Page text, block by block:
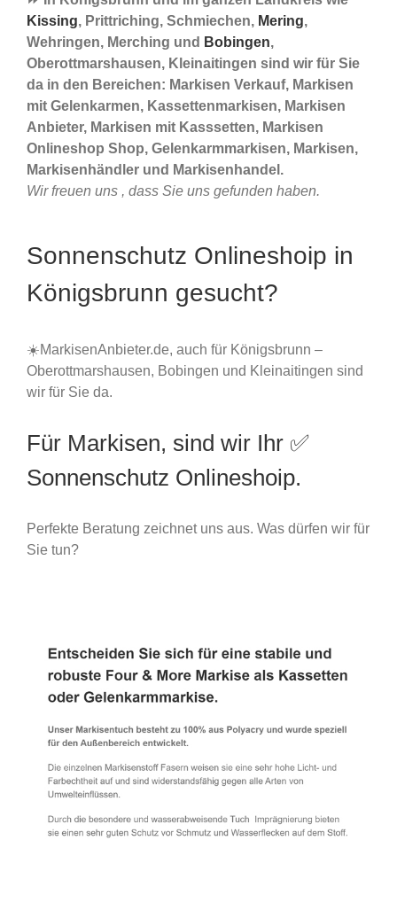
Kissing, Prittriching, Schmiechen, Mering,
Wehringen, Merching und Bobingen,
Oberottmarshausen, Kleinaitingen sind wir für Sie
da in den Bereichen: Markisen Verkauf, Markisen
mit Gelenkarmen, Kassettenmarkisen, Markisen
Anbieter, Markisen mit Kasssetten, Markisen
Onlineshop Shop, Gelenkarmmarkisen, Markisen,
Markisenhändler und Markisenhandel.
Wir freuen uns , dass Sie uns gefunden haben.
Sonnenschutz Onlineshoip in
Königsbrunn gesucht?
☀️MarkisenAnbieter.de, auch für Königsbrunn –
Oberottmarshausen, Bobingen und Kleinaitingen sind
wir für Sie da.
Für Markisen, sind wir Ihr ✅
Sonnenschutz Onlineshoip.
Perfekte Beratung zeichnet uns aus. Was dürfen wir für
Sie tun?